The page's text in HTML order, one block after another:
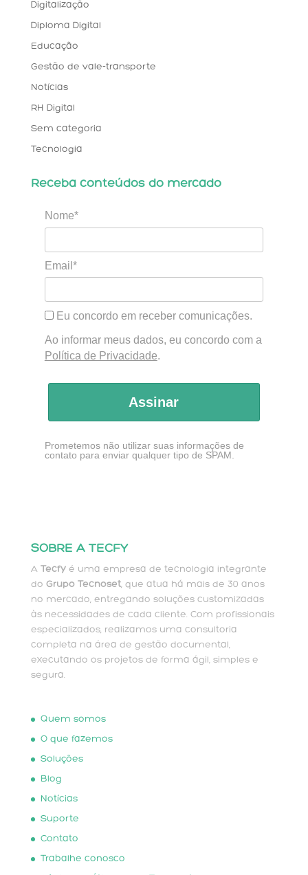
Digitalização
Diploma Digital
Educação
Gestão de vale-transporte
Notícias
RH Digital
Sem categoria
Tecnologia
Receba conteúdos do mercado
Nome*
Email*
Eu concordo em receber comunicações.
Ao informar meus dados, eu concordo com a
Política de Privacidade.
Assinar
Prometemos não utilizar suas informações de
contato para enviar qualquer tipo de SPAM.
SOBRE A TECFY
A Tecfyé uma empresa de tecnologia integrante
do Grupo Tecnoset, que atua há mais de 30 anos
no mercado, entregando soluções customizadas
às necessidades de cada cliente. Com profissionais
especializados, realizamos uma consultoria
completa na área de gestão documental,
executando os projetos de forma ágil, simples e
segura.
Quem somos
O que fazemos
Soluções
Blog
Notícias
Suporte
Contato
Trabalhe conosco